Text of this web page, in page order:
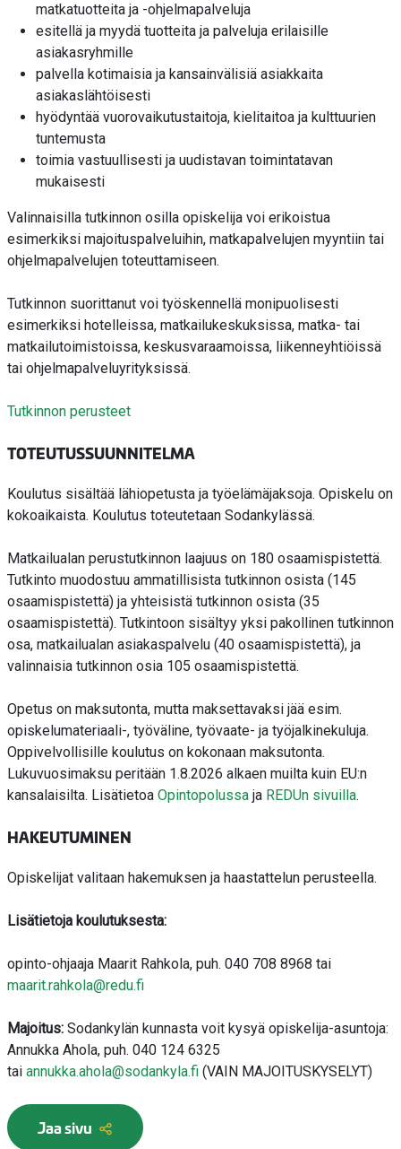
matkatuotteita ja -ohjelmapalveluja
esitellä ja myydä tuotteita ja palveluja erilaisille
asiakasryhmille
palvella kotimaisia ja kansainvälisiä asiakkaita
asiakaslähtöisesti
hyödyntää vuorovaikutustaitoja, kielitaitoa ja kulttuurien
tuntemusta
toimia vastuullisesti ja uudistavan toimintatavan
mukaisesti
Valinnaisilla tutkinnon osilla opiskelija voi erikoistua
esimerkiksi majoituspalveluihin, matkapalvelujen myyntiin tai
ohjelmapalvelujen toteuttamiseen.
Tutkinnon suorittanut voi työskennellä monipuolisesti
esimerkiksi hotelleissa, matkailukeskuksissa, matka- tai
matkailutoimistoissa, keskusvaraamoissa, liikenneyhtiöissä
tai ohjelmapalveluyrityksissä.
Tutkinnon perusteet
TOTEUTUSSUUNNITELMA
Koulutus sisältää lähiopetusta ja työelämäjaksoja. Opiskelu on
kokoaikaista. Koulutus toteutetaan Sodankylässä.
Matkailualan perustutkinnon laajuus on 180 osaamispistettä.
Tutkinto muodostuu ammatillisista tutkinnon osista (145
osaamispistettä) ja yhteisistä tutkinnon osista (35
osaamispistettä). Tutkintoon sisältyy yksi pakollinen tutkinnon
osa, matkailualan asiakaspalvelu (40 osaamispistettä), ja
valinnaisia tutkinnon osia 105 osaamispistettä.
Opetus on maksutonta, mutta maksettavaksi jää esim.
opiskelumateriaali-, työväline, työvaate- ja työjalkinekuluja.
Oppivelvollisille koulutus on kokonaan maksutonta.
Lukuvuosimaksu peritään 1.8.2026 alkaen muilta kuin EU:n
kansalaisilta. Lisätietoa Opintopolussa ja REDUn sivuilla.
HAKEUTUMINEN
Opiskelijat valitaan hakemuksen ja haastattelun perusteella.
Lisätietoja koulutuksesta:
opinto-ohjaaja Maarit Rahkola, puh. 040 708 8968 tai
maarit.rahkola@redu.fi
Majoitus: Sodankylän kunnasta voit kysyä opiskelija-asuntoja:
Annukka Ahola, puh. 040 124 6325
tai annukka.ahola@sodankyla.fi (VAIN MAJOITUSKYSELYT)
Jaa sivu